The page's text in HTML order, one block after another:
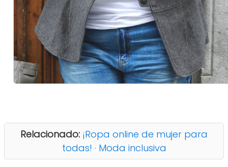
Relacionado: ¡Ropa online de mujer para
todas! · Moda inclusiva